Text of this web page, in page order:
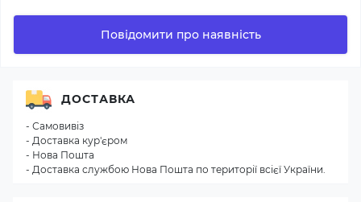
Повідомити про наявність
ДОСТАВКА
- Самовивіз
- Доставка кур'єром
- Нова Пошта
- Доставка службою Нова Пошта по території всієї України.